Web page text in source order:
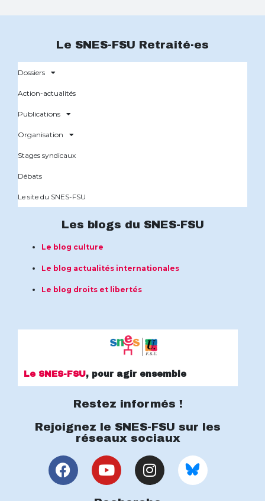
Le SNES-FSU Retraité·es
Dossiers
Action-actualités
Publications
Organisation
Stages syndicaux
Débats
Le site du SNES-FSU
Les blogs du SNES-FSU
Le blog culture
Le blog actualités internationales
Le blog droits et libertés
Le SNES-FSU, pour agir ensemble
Restez informés !
Rejoignez le SNES-FSU sur les
réseaux sociaux